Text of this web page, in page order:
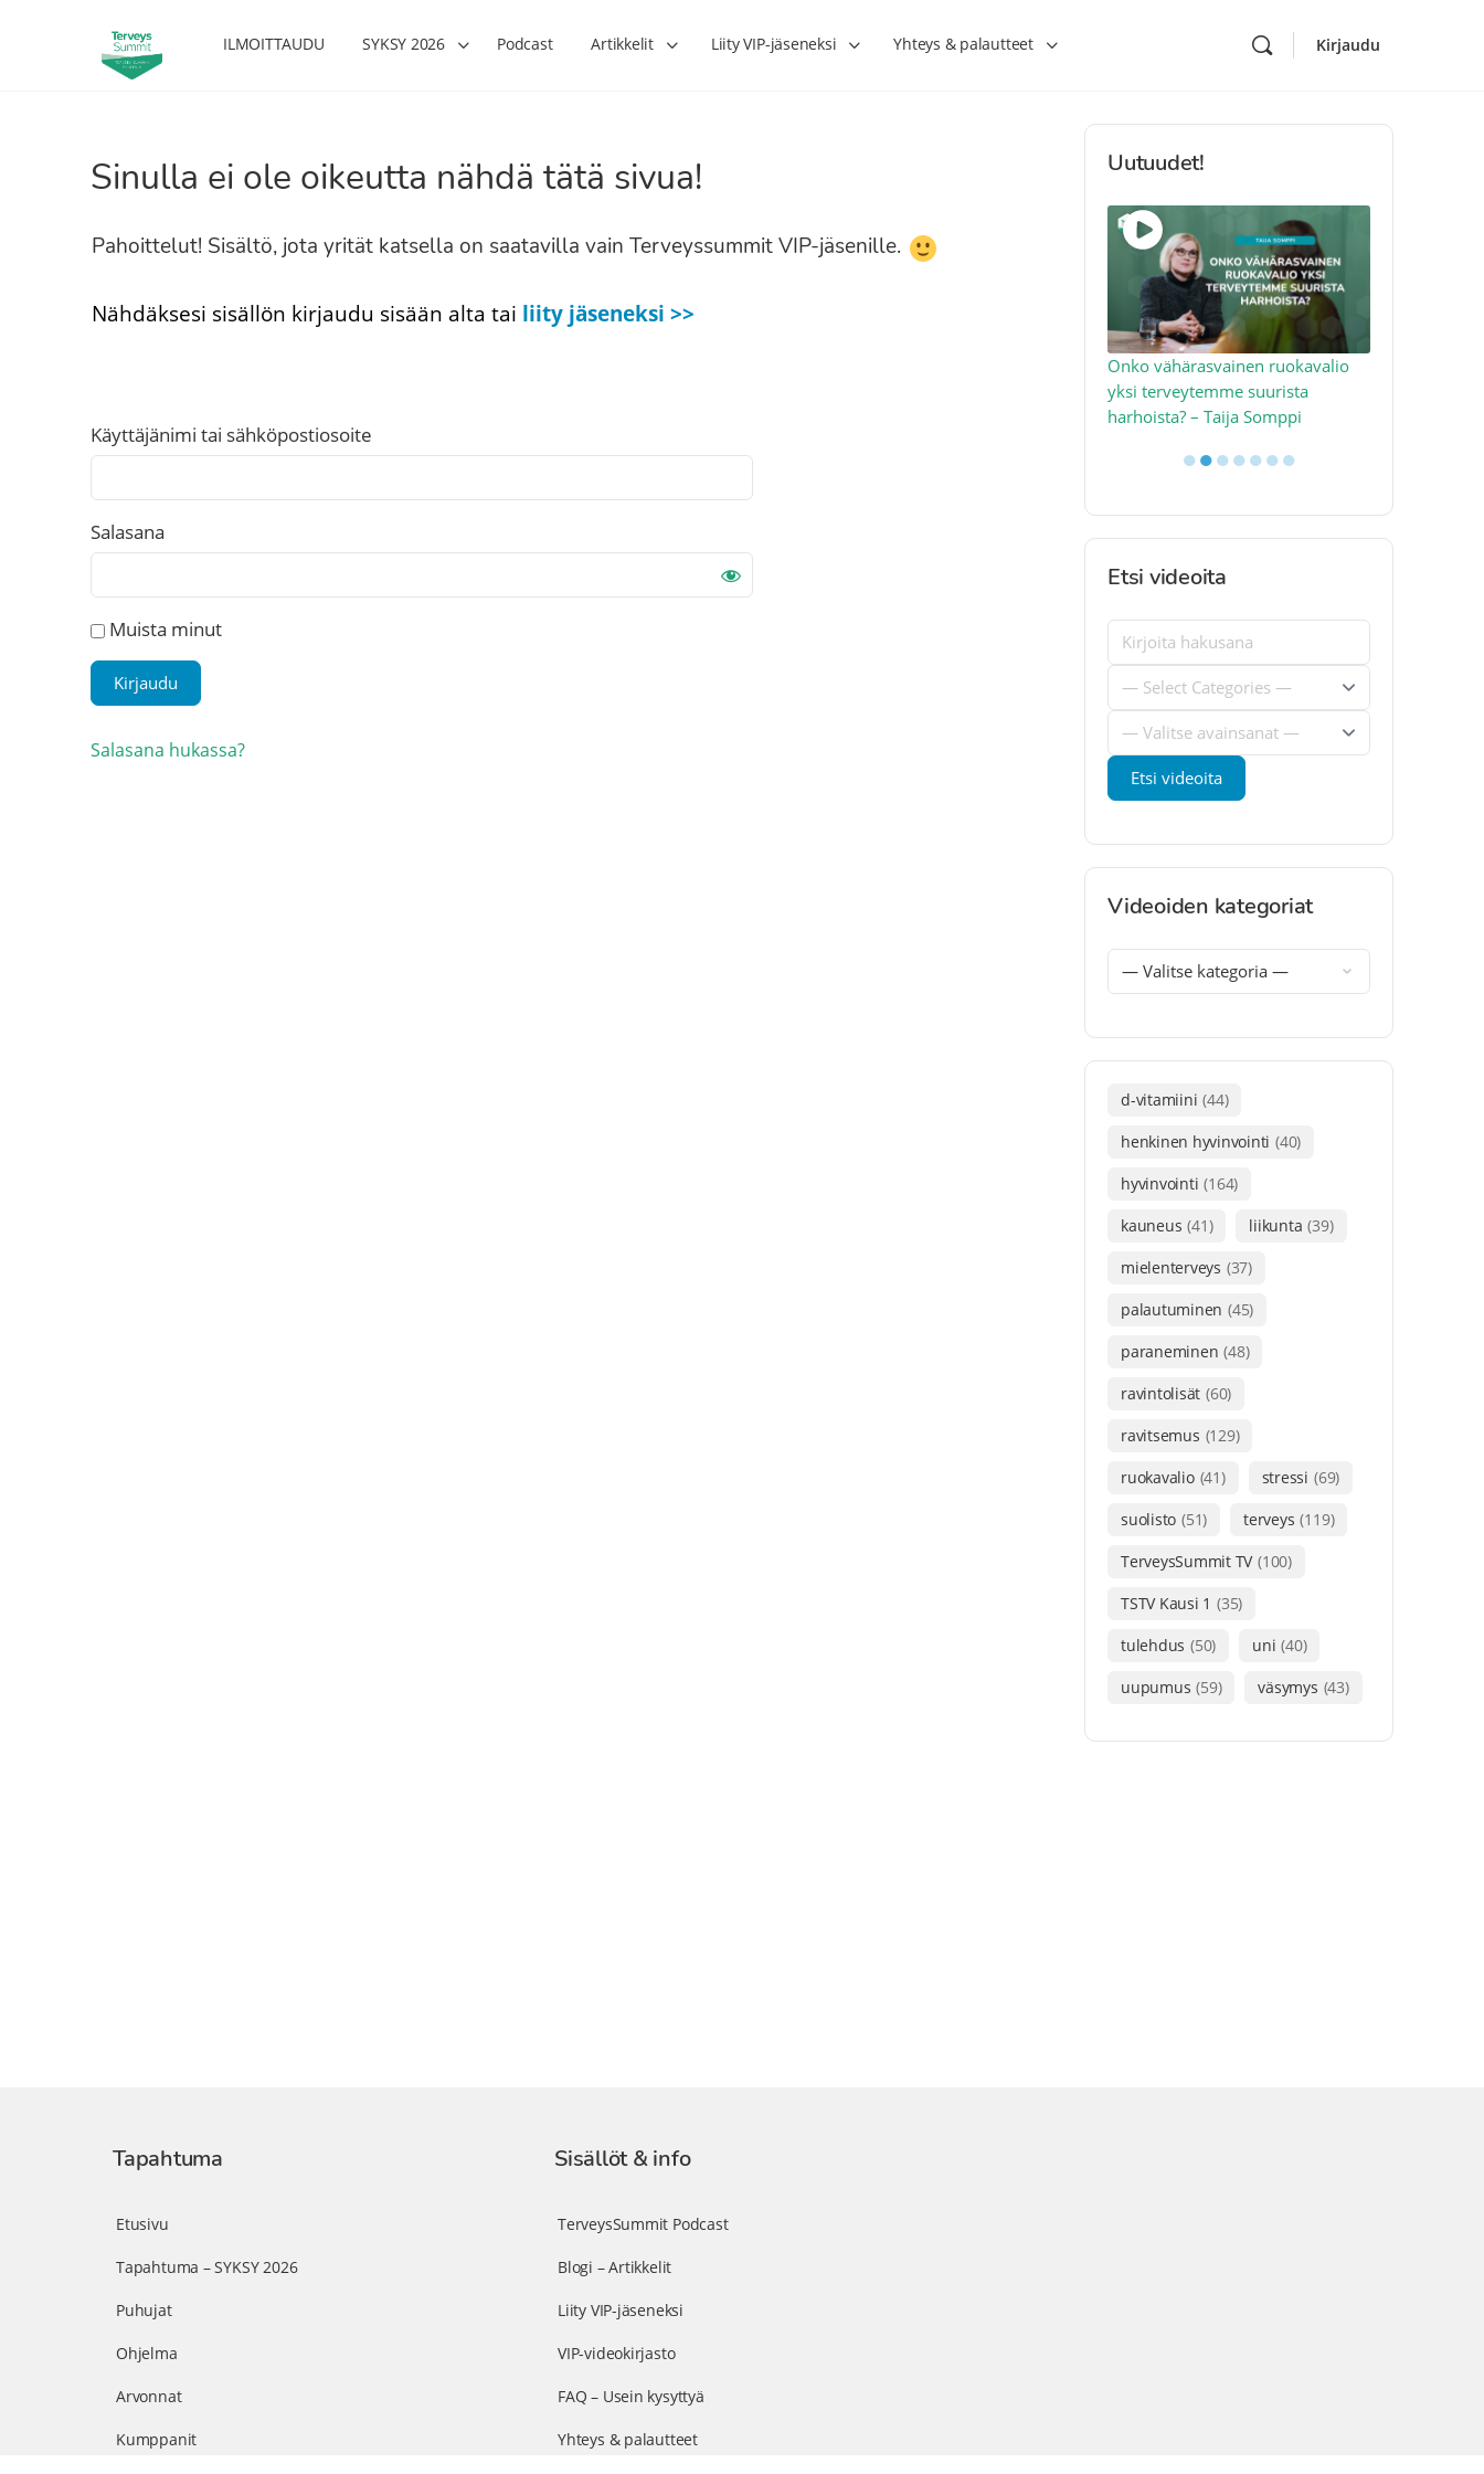
ILMOITTAUDU SYKSY 2026 Podcast Artikkelit Liity VIP-jäseneksi Yhteys & palautteet Kirjaudu
Sinulla ei ole oikeutta nähdä tätä sivua!
Pahoittelut! Sisältö, jota yrität katsella on saatavilla vain Terveyssummit VIP-jäsenille.
Nähdäksesi sisällön kirjaudu sisään alta tai liity jäseneksi >>
Käyttäjänimi tai sähköpostiosoite
Salasana
Muista minut
Salasana hukassa?
Uutuudet!
Onko vähärasvainen ruokavalio
yksi terveytemme suurista
harhoista? – Taija Somppi
●●●●●●●
Etsi videoita
Videoiden kategoriat
d-vitamiini (44)
henkinen hyvinvointi (40)
hyvinvointi (164)
kauneus (41) liikunta (39)
mielenterveys (37)
palautuminen (45)
paraneminen (48)
ravintolisät (60)
ravitsemus (129)
ruokavalio (41) stressi (69)
suolisto (51) terveys (119)
TerveysSummit TV (100)
TSTV Kausi 1 (35)
tulehdus (50) uni (40)
uupumus (59) väsymys (43)
Tapahtuma
Etusivu
Tapahtuma – SYKSY 2026
Puhujat
Ohjelma
Arvonnat
Kumppanit
Sisällöt & info
TerveysSummit Podcast
Blogi – Artikkelit
Liity VIP-jäseneksi
VIP-videokirjasto
FAQ – Usein kysyttyä
Yhteys & palautteet